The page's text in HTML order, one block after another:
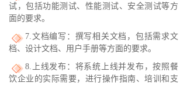
试，包括功能测试、性能测试、安全测试等方
面的要求。
7.文档编写：撰写相关文档，包括需求文
档、设计文档、用户手册等方面的要求。
8.上线发布：将系统上线并发布，按照餐
饮企业的实际需要，进行操作指南、培训和支